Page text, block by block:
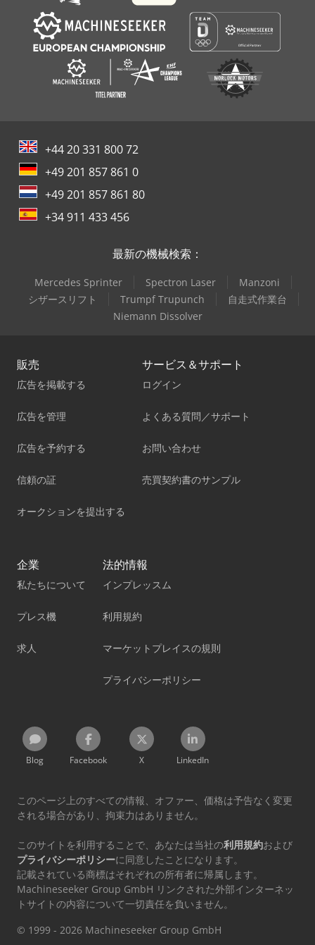
+44 20 331 800 72
+49 201 857 861 0
+49 201 857 861 80
+34 911 433 456
最新の機械検索：
Mercedes Sprinter Spectron Laser
Manzoni
シザースリフト
Trumpf Trupunch
自走式作業台
Niemann Dissolver
販売
広告を掲載する
広告を管理
広告を予約する
信頼の証
オークションを提出する
サービス＆サポート
ログイン
よくある質問／サポート
お問い合わせ
売買契約書のサンプル
企業
私たちについて
プレス機
求人
法的情報
インプレッスム
利用規約
マーケットプレイスの規則
プライバシーポリシー
Blog Facebook X LinkedIn
このページ上のすべての情報、オファー、価格は予告なく変更
される場合があり、拘束力はありません。
このサイトを利用することで、あなたは当社の利用規約および
プライバシーポリシーに同意したことになります。
記載されている商標はそれぞれの所有者に帰属します。
Machineseeker Group GmbH リンクされた外部インターネッ
トサイトの内容について一切責任を負いません。
© 1999 - 2026 Machineseeker Group GmbH